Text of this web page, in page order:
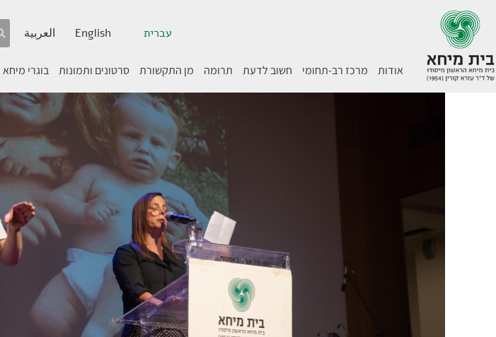
עברית English العربية
אודות מרכז רב-תחומי חשוב לדעת תרומה מן התקשורת סרטונים ותמונות בוגרי מיחא